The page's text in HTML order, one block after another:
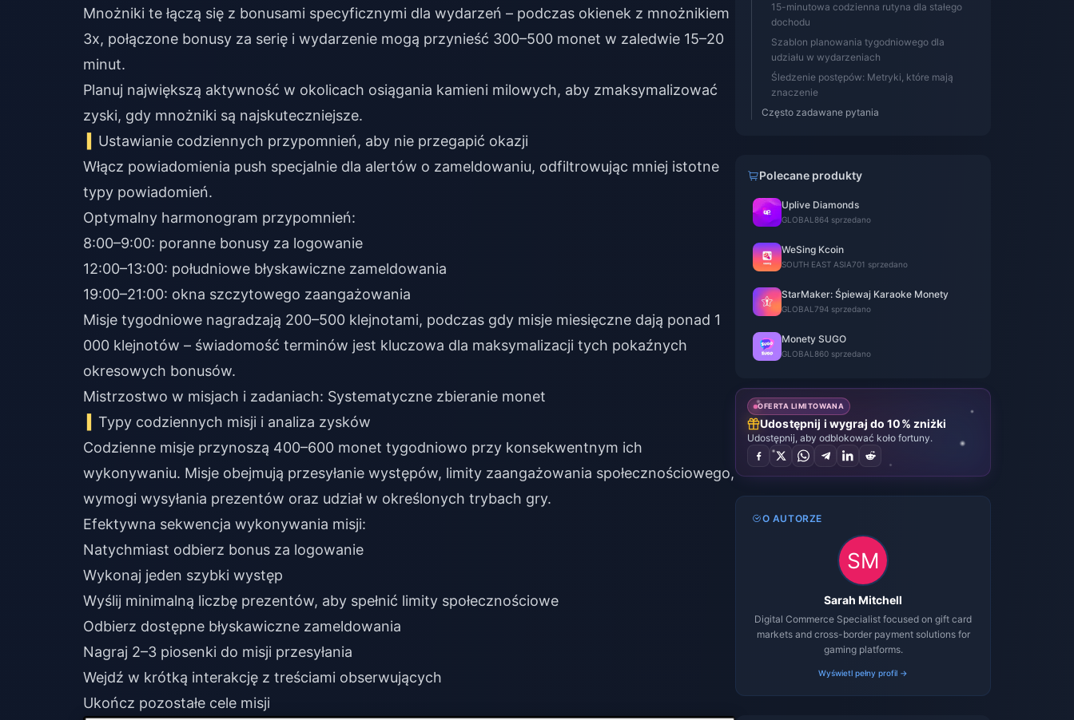
Mnożniki te łączą się z bonusami specyficznymi dla wydarzeń – podczas okienek z mnożnikiem
3x, połączone bonusy za serię i wydarzenie mogą przynieść 300–500 monet w zaledwie 15–20
minut.
Planuj największą aktywność w okolicach osiągania kamieni milowych, aby zmaksymalizować
zyski, gdy mnożniki są najskuteczniejsze.
Ustawianie codziennych przypomnień, aby nie przegapić okazji
Włącz powiadomienia push specjalnie dla alertów o zameldowaniu, odfiltrowując mniej istotne
typy powiadomień.
Optymalny harmonogram przypomnień:
8:00–9:00: poranne bonusy za logowanie
12:00–13:00: południowe błyskawiczne zameldowania
19:00–21:00: okna szczytowego zaangażowania
Misje tygodniowe nagradzają 200–500 klejnotami, podczas gdy misje miesięczne dają ponad 1
000 klejnotów – świadomość terminów jest kluczowa dla maksymalizacji tych pokaźnych
okresowych bonusów.
Mistrzostwo w misjach i zadaniach: Systematyczne zbieranie monet
Typy codziennych misji i analiza zysków
Codzienne misje przynoszą 400–600 monet tygodniowo przy konsekwentnym ich
wykonywaniu. Misje obejmują przesyłanie występów, limity zaangażowania społecznościowego,
wymogi wysyłania prezentów oraz udział w określonych trybach gry.
Efektywna sekwencja wykonywania misji:
Natychmiast odbierz bonus za logowanie
Wykonaj jeden szybki występ
Wyślij minimalną liczbę prezentów, aby spełnić limity społecznościowe
Odbierz dostępne błyskawiczne zameldowania
Nagraj 2–3 piosenki do misji przesyłania
Wejdź w krótką interakcję z treściami obserwujących
Ukończ pozostałe cele misji
15-minutowa codzienna rutyna dla stałego
dochodu
Szablon planowania tygodniowego dla
udziału w wydarzeniach
Śledzenie postępów: Metryki, które mają
znaczenie
Często zadawane pytania
Polecane produkty
Uplive Diamonds
GLOBAL 864 sprzedano
WeSing Kcoin
SOUTH EAST ASIA701 sprzedano
StarMaker: Śpiewaj Karaoke Monety
GLOBAL 794 sprzedano
Monety SUGO
GLOBAL 860 sprzedano
OFERTA LIMITOWANA
Udostępnij i wygraj do 10% zniżki
Udostępnij, aby odblokować koło fortuny.
O AUTORZE
Sarah Mitchell
Digital Commerce Specialist focused on gift card
markets and cross-border payment solutions for
gaming platforms.
Wyświetl pełny profil →